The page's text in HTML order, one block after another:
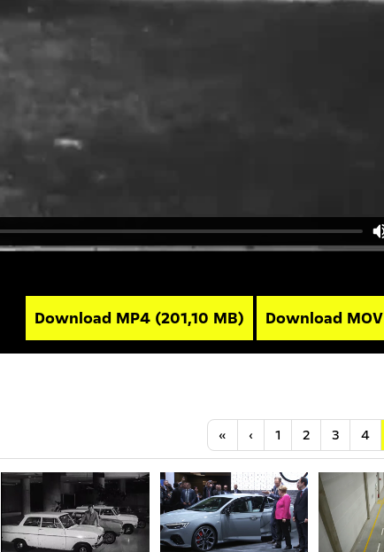
Download MP4 (201,10 MB) Download MOV
« Anfang
‹ Vorherige
1 2 3 4